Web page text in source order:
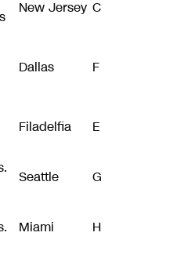
New Jersey C
Dallas F
Filadelfia E
Seattle G
Miami H